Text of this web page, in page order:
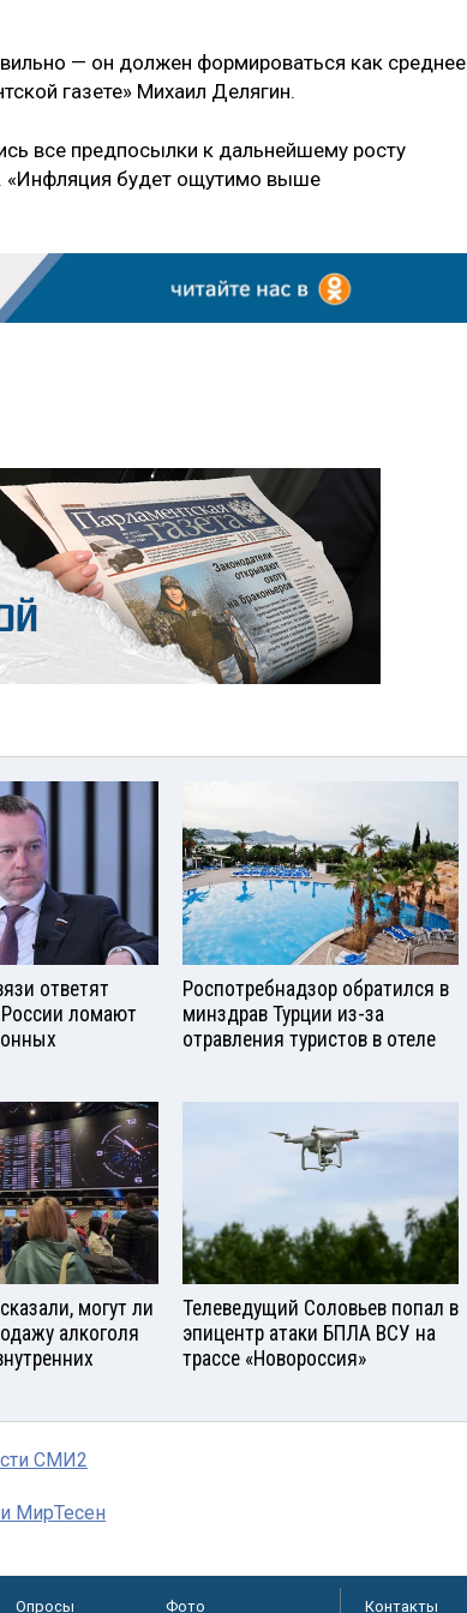
— он должен формироваться как среднее
газете» Михаил Делягин.
все предпосылки к дальнейшему росту
«Инфляция будет ощутимо выше
ответят
России ломают
Роспотребнадзор обратился в
минздрав Турции из-за
отравления туристов в отеле
могут ли
алкоголя
Телеведущий Соловьев попал в
эпицентр атаки БПЛА ВСУ на
трассе «Новороссия»
СМИ2
МирТесен
Опросы Фото Контакты